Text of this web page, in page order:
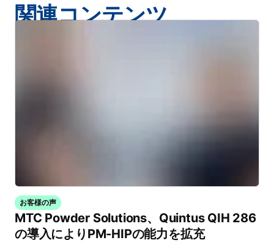
関連コンテンツ
お客様の声
MTC Powder Solutions、Quintus QIH 286
の導入によりPM-HIPの能力を拡充